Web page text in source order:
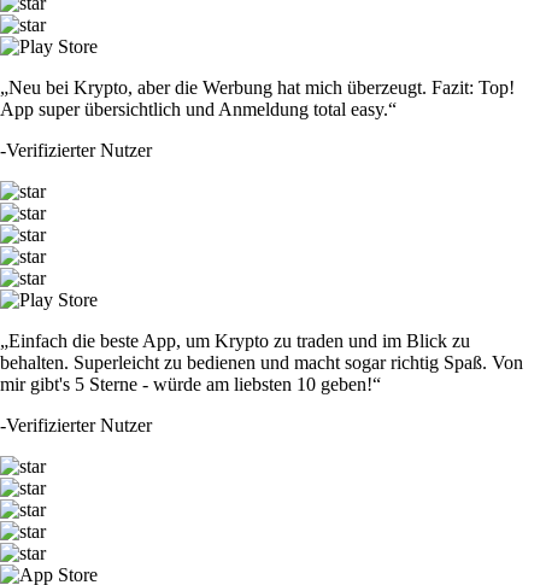
„Neu bei Krypto, aber die Werbung hat mich überzeugt. Fazit: Top!
App super übersichtlich und Anmeldung total easy.“
-Verifizierter Nutzer
„Einfach die beste App, um Krypto zu traden und im Blick zu
behalten. Superleicht zu bedienen und macht sogar richtig Spaß. Von
mir gibt's 5 Sterne - würde am liebsten 10 geben!“
-Verifizierter Nutzer